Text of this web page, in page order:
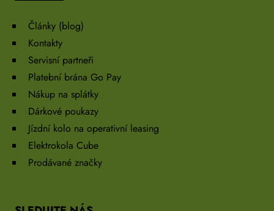
Články (blog)
Kontakty
Servisní partneři
Platební brána Go Pay
Nákup na splátky
Dárkové poukazy
Jízdní kolo na operativní leasing
Elektrokola Cube
Prodávané značky